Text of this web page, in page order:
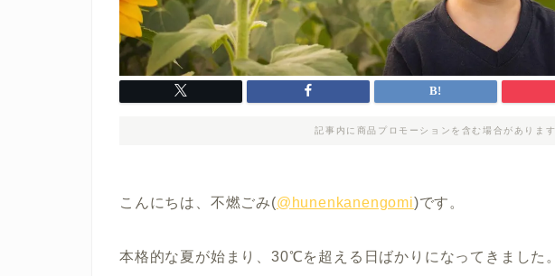
記事内に商品プロモーションを含む場合があります
こんにちは、不燃ごみ(@hunenkanengomi)です。
本格的な夏が始まり、30℃を超える日ばかりになってきました。